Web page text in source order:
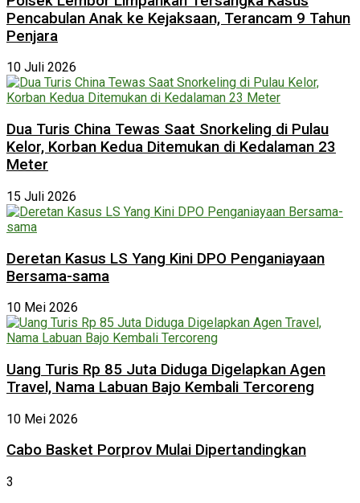
Pencabulan Anak ke Kejaksaan, Terancam 9 Tahun
Penjara
10 Juli 2026
Dua Turis China Tewas Saat Snorkeling di Pulau
Kelor, Korban Kedua Ditemukan di Kedalaman 23
Meter
15 Juli 2026
Deretan Kasus LS Yang Kini DPO Penganiayaan
Bersama-sama
10 Mei 2026
Uang Turis Rp 85 Juta Diduga Digelapkan Agen
Travel, Nama Labuan Bajo Kembali Tercoreng
10 Mei 2026
Cabo Basket Porprov Mulai Dipertandingkan
3